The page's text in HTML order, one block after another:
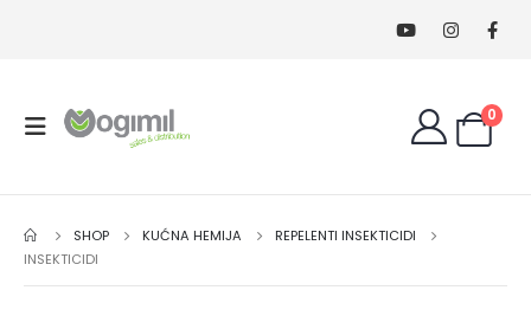
0
SHOP KUĆNA HEMIJA
REPELENTI INSEKTICIDI
INSEKTICIDI